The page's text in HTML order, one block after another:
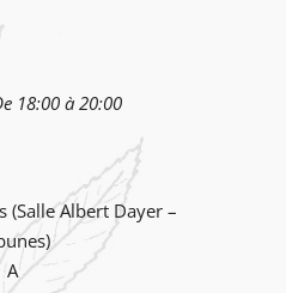
18:00 à 20:00
(Salle Albert Dayer –
A